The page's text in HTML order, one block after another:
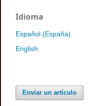
Idioma
Español (España)
English
Enviar un artículo